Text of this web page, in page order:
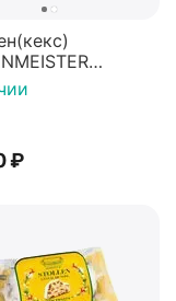
с
яблоком
₽